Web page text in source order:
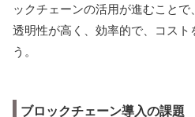
ックチェーンの活用が進むことで
透明性が高く、効率的で、コスト
う。
ブロックチェーン導入の課題